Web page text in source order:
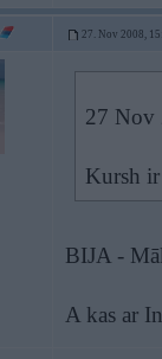
27. Nov 2008,
27 Nov
Kursh
BIJA -
A kas ar